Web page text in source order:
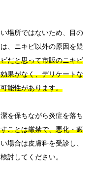
場所ではないため、目の
、ニキビ以外の原因を疑
だと思って市販のニキビ
果がなく、デリケートな
能性があります。
を保ちながら炎症を落ち
ことは厳禁で、悪化・瘢
場合は皮膚科を受診し、
討してください。